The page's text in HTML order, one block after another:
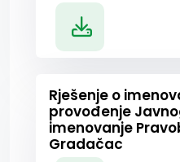
Rješenje o
provođenje
imenovanje
Gradačac